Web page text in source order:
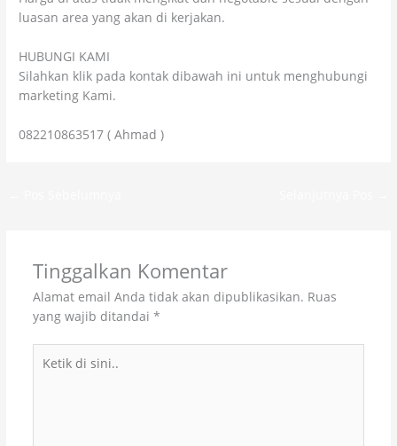
luasan area yang akan di kerjakan.
HUBUNGI KAMI
Silahkan klik pada kontak dibawah ini untuk menghubungi
marketing Kami.
082210863517 ( Ahmad )
Tinggalkan Komentar
Alamat email Anda tidak akan dipublikasikan. Ruas
yang wajib ditandai *